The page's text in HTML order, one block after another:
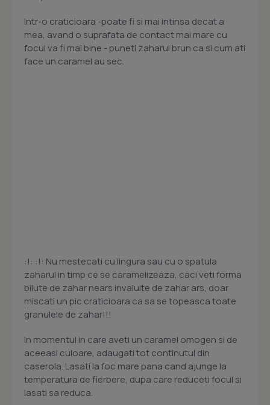
Intr-o craticioara -poate fi si mai intinsa decat a
mea, avand o suprafata de contact mai mare cu
focul va fi mai bine - puneti zaharul brun ca si cum ati
face un caramel au sec.
:!: :!: Nu mestecati cu lingura sau cu o spatula
zaharul in timp ce se caramelizeaza, caci veti forma
bilute de zahar nears invaluite de zahar ars, doar
miscati un pic craticioara ca sa se topeasca toate
granulele de zahar!!!
In momentul in care aveti un caramel omogen si de
aceeasi culoare, adaugati tot continutul din
caserola. Lasati la foc mare pana cand ajunge la
temperatura de fierbere, dupa care reduceti focul si
lasati sa reduca.